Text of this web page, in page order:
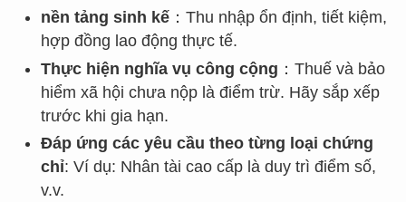
nền tảng sinh kế：Thu nhập ổn định, tiết kiệm,
hợp đồng lao động thực tế.
Thực hiện nghĩa vụ công cộng ：Thuế và bảo
hiểm xã hội chưa nộp là điểm trừ. Hãy sắp xếp
trước khi gia hạn.
Đáp ứng các yêu cầu theo từng loại chứng
chỉ: Ví dụ: Nhân tài cao cấp là duy trì điểm số,
v.v.